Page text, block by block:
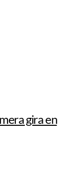
gira en